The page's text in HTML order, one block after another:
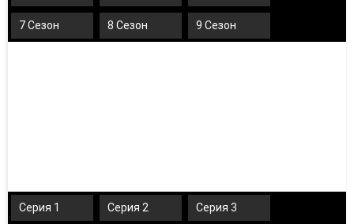
7 Сезон 8 Сезон 9 Сезон
Серия 1 Серия 2 Серия 3